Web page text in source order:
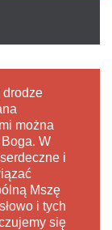
drodze
można
W
i
Mszę
i tych
się